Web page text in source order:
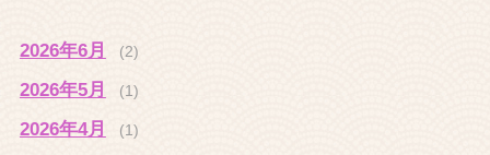
2026年6月 (2)
2026年5月 (1)
2026年4月 (1)